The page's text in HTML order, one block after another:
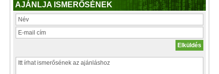
AJÁNLJA ISMERŐSÉNEK